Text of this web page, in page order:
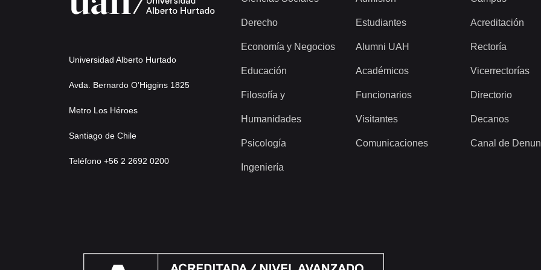
Universidad Alberto Hurtado
Avda. Bernardo O’Higgins 1825
Metro Los Héroes
Santiago de Chile
Teléfono +56 2 2692 0200
Derecho
Economía y Negocios
Educación
Filosofía y
Humanidades
Psicología
Ingeniería
Estudiantes
Alumni UAH
Académicos
Funcionarios
Visitantes
Comunicaciones
Acreditación
Rectoría
Vicerrectorías
Directorio
Decanos
Canal de